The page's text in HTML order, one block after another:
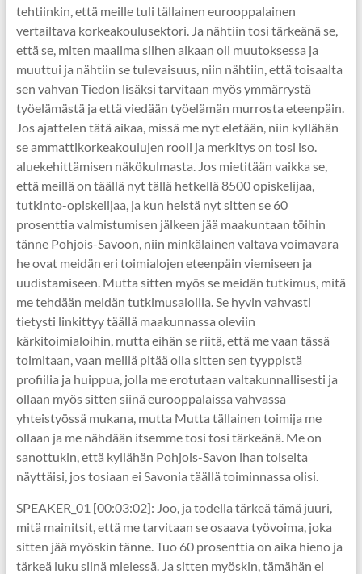
tehtiinkin, että meille tuli tällainen eurooppalainen
vertailtava korkeakoulusektori. Ja nähtiin tosi tärkeänä se,
että se, miten maailma siihen aikaan oli muutoksessa ja
muuttui ja nähtiin se tulevaisuus, niin nähtiin, että toisaalta
sen vahvan Tiedon lisäksi tarvitaan myös ymmärrystä
työelämästä ja että viedään työelämän murrosta eteenpäin.
Jos ajattelen tätä aikaa, missä me nyt eletään, niin kyllähän
se ammattikorkeakoulujen rooli ja merkitys on tosi iso.
aluekehittämisen näkökulmasta. Jos mietitään vaikka se,
että meillä on täällä nyt tällä hetkellä 8500 opiskelijaa,
tutkinto-opiskelijaa, ja kun heistä nyt sitten se 60
prosenttia valmistumisen jälkeen jää maakuntaan töihin
tänne Pohjois-Savoon, niin minkälainen valtava voimavara
he ovat meidän eri toimialojen eteenpäin viemiseen ja
uudistamiseen. Mutta sitten myös se meidän tutkimus, mitä
me tehdään meidän tutkimusaloilla. Se hyvin vahvasti
tietysti linkittyy täällä maakunnassa oleviin
kärkitoimialoihin, mutta eihän se riitä, että me vaan tässä
toimitaan, vaan meillä pitää olla sitten sen tyyppistä
profiilia ja huippua, jolla me erotutaan valtakunnallisesti ja
ollaan myös sitten siinä eurooppalaissa vahvassa
yhteistyössä mukana, mutta Mutta tällainen toimija me
ollaan ja me nähdään itsemme tosi tosi tärkeänä. Me on
sanottukin, että kyllähän Pohjois-Savon ihan toiselta
näyttäisi, jos tosiaan ei Savonia täällä toiminnassa olisi.
SPEAKER_01 [00:03:02]: Joo, ja todella tärkeä tämä juuri,
mitä mainitsit, että me tarvitaan se osaava työvoima, joka
sitten jää myöskin tänne. Tuo 60 prosenttia on aika hieno ja
tärkeä luku siinä mielessä. Ja sitten myöskin, tämähän ei